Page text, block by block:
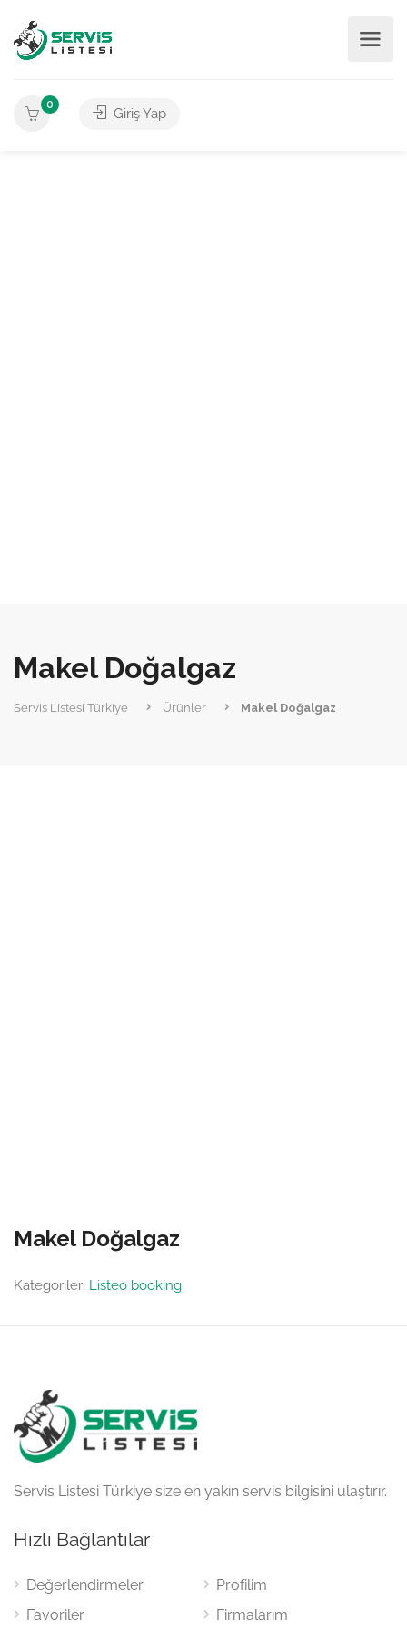
0
Giriş Yap
Makel Doğalgaz
Servis Listesi Türkiye Ürünler Makel Doğalgaz
Makel Doğalgaz
Kategoriler: Listeo booking
Servis Listesi Türkiye size en yakın servis bilgisini ulaştırır.
Hızlı Bağlantılar
Değerlendirmeler
Favoriler
Profilim
Firmalarım